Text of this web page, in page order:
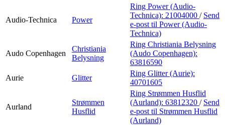
Audio-Technica Power
Ring Power (Audio-
Technica): 21004000 / Send
e-post til Power (Audio-
Technica)
Audo Copenhagen
Christiania
Belysning
Ring Christiania Belysning
(Audo Copenhagen):
63816590
Aurie
Glitter
Ring Glitter (Aurie):
40701605
Aurland
Strømmen
Husflid
Ring Strømmen Husflid
(Aurland): 63812320 / Send
e-post til Strømmen Husflid
(Aurland)